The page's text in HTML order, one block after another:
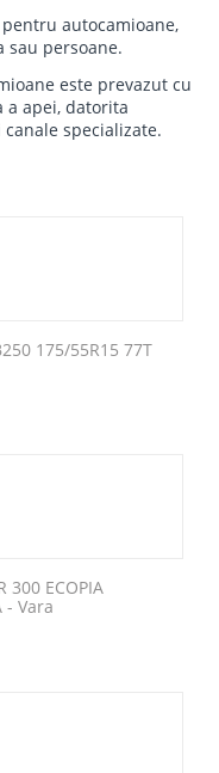
autocamioane,
persoane.
este prevazut cu
a apei, datorita
specializate.
175/55R15 77T
300 ECOPIA
- Vara